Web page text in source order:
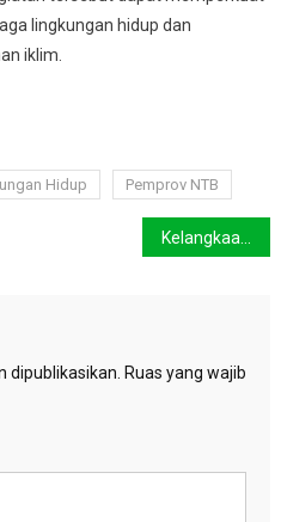
lingkungan hidup dan
iklim.
Hidup Pemprov NTB
Kelangkaan Kunang-kunang Indikator Menurunnya Kualitas Lingkungan
dipublikasikan. Ruas yang wajib